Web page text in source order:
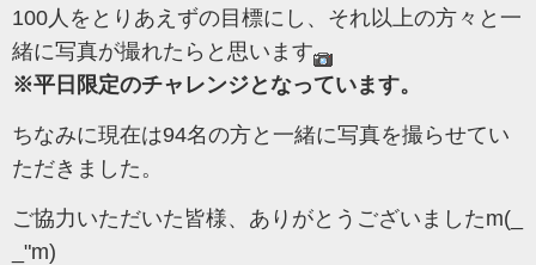
100人をとりあえずの目標にし、それ以上の方々と一
緒に写真が撮れたらと思います
※平日限定のチャレンジとなっています。
ちなみに現在は94名の方と一緒に写真を撮らせてい
ただきました。
ご協力いただいた皆様、ありがとうございましたm(_
_"m)